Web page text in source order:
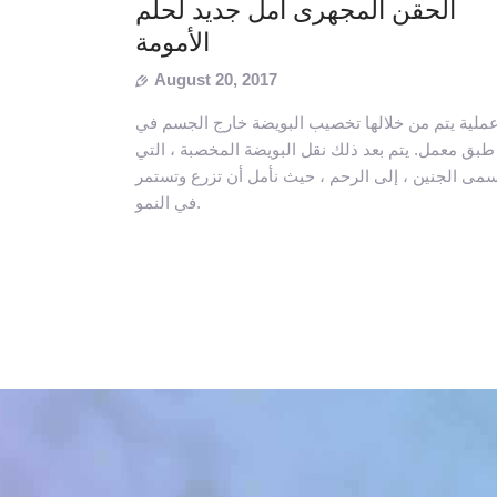
الحقن المجهرى أمل جديد لحلم
الأمومة
August 20, 2017
يتم من خلالها تخصيب البويضة خارج الجسم في
طبق معمل. يتم بعد ذلك نقل البويضة المخصبة ، التي
الجنين ، إلى الرحم ، حيث نأمل أن تزرع وتستمر
في النمو.